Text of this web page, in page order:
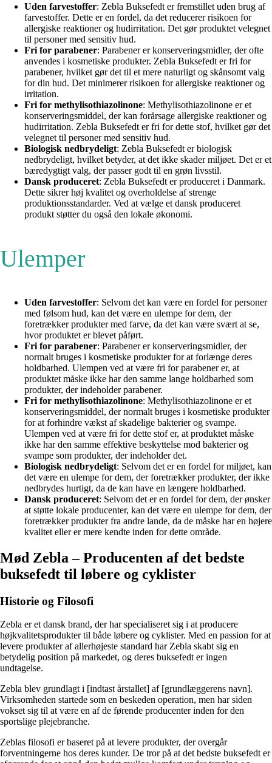
Uden farvestoffer: Zebla Buksefedt er fremstillet uden brug af
farvestoffer. Dette er en fordel, da det reducerer risikoen for
allergiske reaktioner og hudirritation. Det gør produktet velegnet
til personer med sensitiv hud.
Fri for parabener: Parabener er konserveringsmidler, der ofte
anvendes i kosmetiske produkter. Zebla Buksefedt er fri for
parabener, hvilket gør det til et mere naturligt og skånsomt valg
for din hud. Det minimerer risikoen for allergiske reaktioner og
irritation.
Fri for methylisothiazolinone: Methylisothiazolinone er et
konserveringsmiddel, der kan forårsage allergiske reaktioner og
hudirritation. Zebla Buksefedt er fri for dette stof, hvilket gør det
velegnet til personer med sensitiv hud.
Biologisk nedbrydeligt: Zebla Buksefedt er biologisk
nedbrydeligt, hvilket betyder, at det ikke skader miljøet. Det er et
bæredygtigt valg, der passer godt til en grøn livsstil.
Dansk produceret: Zebla Buksefedt er produceret i Danmark.
Dette sikrer høj kvalitet og overholdelse af strenge
produktionsstandarder. Ved at vælge et dansk produceret
produkt støtter du også den lokale økonomi.
Ulemper
Uden farvestoffer: Selvom det kan være en fordel for personer
med følsom hud, kan det være en ulempe for dem, der
foretrækker produkter med farve, da det kan være svært at se,
hvor produktet er blevet påført.
Fri for parabener: Parabener er konserveringsmidler, der
normalt bruges i kosmetiske produkter for at forlænge deres
holdbarhed. Ulempen ved at være fri for parabener er, at
produktet måske ikke har den samme lange holdbarhed som
produkter, der indeholder parabener.
Fri for methylisothiazolinone: Methylisothiazolinone er et
konserveringsmiddel, der normalt bruges i kosmetiske produkter
for at forhindre vækst af skadelige bakterier og svampe.
Ulempen ved at være fri for dette stof er, at produktet måske
ikke har den samme effektive beskyttelse mod bakterier og
svampe som produkter, der indeholder det.
Biologisk nedbrydeligt: Selvom det er en fordel for miljøet, kan
det være en ulempe for dem, der foretrækker produkter, der ikke
nedbrydes hurtigt, da de kan have en længere holdbarhed.
Dansk produceret: Selvom det er en fordel for dem, der ønsker
at støtte lokale producenter, kan det være en ulempe for dem, der
foretrækker produkter fra andre lande, da de måske har en højere
kvalitet eller er mere kendte inden for dette område.
Mød Zebla – Producenten af det bedste
buksefedt til løbere og cyklister
Historie og Filosofi
Zebla er et dansk brand, der har specialiseret sig i at producere
højkvalitetsprodukter til både løbere og cyklister. Med en passion for at
levere produkter af allerhøjeste standard har Zebla skabt sig en
betydelig position på markedet, og deres buksefedt er ingen
undtagelse.
Zebla blev grundlagt i [indtast årstallet] af [grundlæggerens navn].
Virksomheden startede som en beskeden operation, men har siden
vokset sig til at være en af de førende producenter inden for den
sportslige plejebranche.
Zeblas filosofi er baseret på at levere produkter, der overgår
forventningerne hos deres kunder. De tror på at det bedste buksefedt er